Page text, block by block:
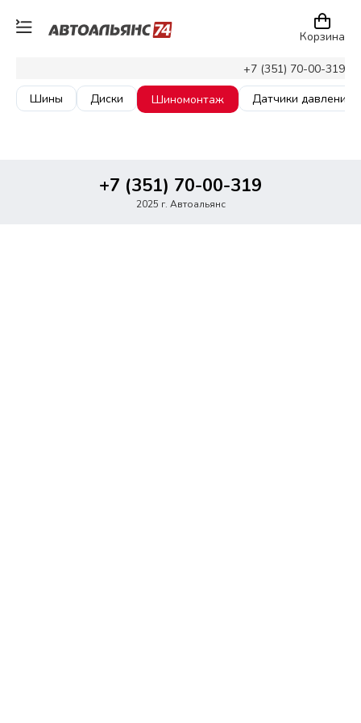
+7 (351) 70-00-319
Корзина
Шины Диски Шиномонтаж Датчики давления
+7 (351) 70-00-319
2025 г. Автоальянс